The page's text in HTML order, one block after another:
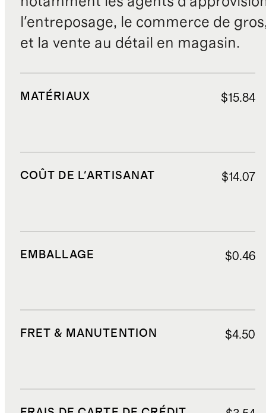
l'entreposage, le commerce de
et la vente au détail en magasin.
MATÉRIAUX $15.84
COÛT DE L'ARTISANAT $14.07
EMBALLAGE $0.46
FRET & MANUTENTION $4.50